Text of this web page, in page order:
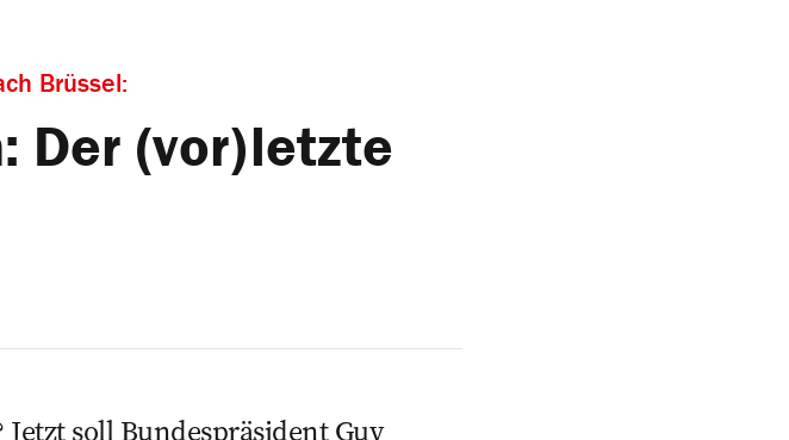
Brüssel:
Der (vor) letzte
soll Bundespräsident Guy